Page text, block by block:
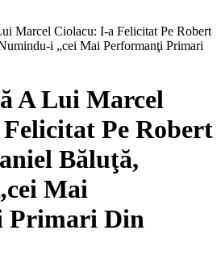
Marcel Ciolacu: I-a Felicitat Pe Robert
i „cei Mai Performanţi Primari
A Lui Marcel
Pe Robert
Băluţă,
Mai
Primari Din